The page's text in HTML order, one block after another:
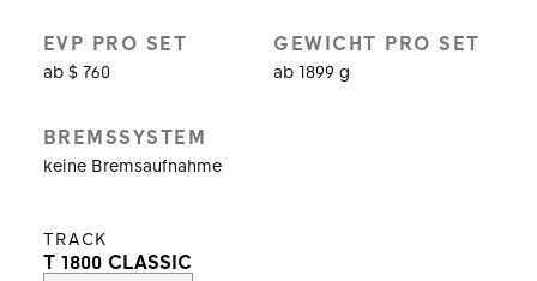
EVP PRO SET
ab $ 760
GEWICHT PRO SET
ab 1899 g
BREMSSYSTEM
keine Bremsaufnahme
TRACK
T 1800 CLASSIC